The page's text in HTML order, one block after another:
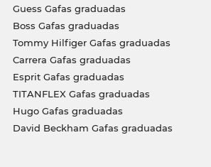
Guess Gafas graduadas
Boss Gafas graduadas
Tommy Hilfiger Gafas graduadas
Carrera Gafas graduadas
Esprit Gafas graduadas
TITANFLEX Gafas graduadas
Hugo Gafas graduadas
David Beckham Gafas graduadas